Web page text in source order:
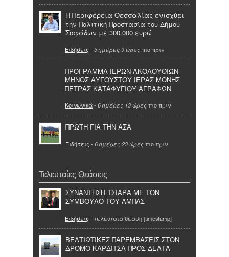
Η Περιφέρεια Θεσσαλίας ενισχύει
την Πολιτική Προστασία του Δήμου
Σοφάδων με 300.000 ευρώ
Ειδήσεις - 5 ημέρες 9 ώρες πιο πριν
ΠΡΟΓΡΑΜΜΑ ΙΕΡΩΝ ΑΚΟΛΟΥΘΙΩΝ
ΜΗΝΟΣ ΑΥΓΟΥΣΤΟΥ ΙΕΡΑΣ ΜΟΝΗΣ
ΠΕΤΡΑΣ ΚΑΤΑΦΥΓΙΟΥ ΑΓΡΑΦΩΝ
Κοινωνικά- 6 ημέρες 13 ώρες πιο πριν
ΠΡΩΤΗ ΓΙΑ ΤΗΝ ΑΣΑ
Ειδήσεις - 6 ημέρες 23 ώρες πιο πριν
Τελευταίες Θεάσεις
ΣΥΝΑΝΤΗΣΗ ΤΣΙΑΡΑ ΜΕ ΤΟΝ
ΣΥΜΒΟΥΛΟ ΤΟΥ ΑΜΠΑΣ
Ειδήσεις - τελευταία θέαση [timestamp]
ΒΕΛΤΙΩΤΙΚΕΣ ΠΑΡΕΜΒΑΣΕΙΣ ΣΤΟΝ
ΔΡΟΜΟ ΚΑΡΔΙΤΣΑ ΠΡΟΣ ΔΕΛΤΑ